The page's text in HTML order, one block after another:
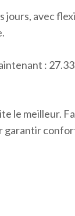
jours, avec
:
le meilleur.
garantir